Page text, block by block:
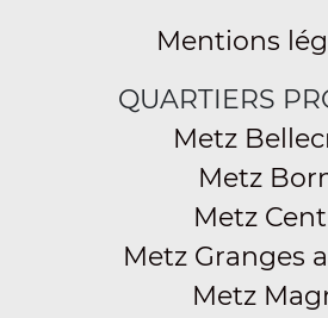
Mentions
QUARTIERS
Metz
Metz
Metz
Metz Granges
Metz